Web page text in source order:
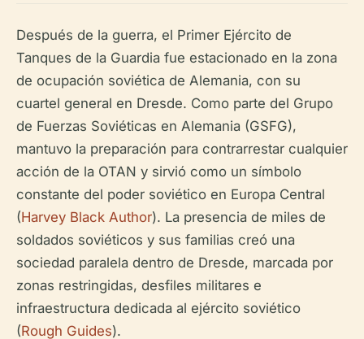
Después de la guerra, el Primer Ejército de
Tanques de la Guardia fue estacionado en la zona
de ocupación soviética de Alemania, con su
cuartel general en Dresde. Como parte del Grupo
de Fuerzas Soviéticas en Alemania (GSFG),
mantuvo la preparación para contrarrestar cualquier
acción de la OTAN y sirvió como un símbolo
constante del poder soviético en Europa Central
(Harvey Black Author). La presencia de miles de
soldados soviéticos y sus familias creó una
sociedad paralela dentro de Dresde, marcada por
zonas restringidas, desfiles militares e
infraestructura dedicada al ejército soviético
(Rough Guides).